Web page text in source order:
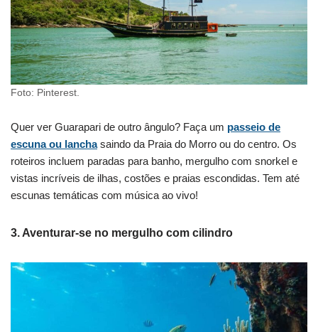
Foto: Pinterest.
Quer ver Guarapari de outro ângulo? Faça um passeio de
escuna ou lanchasaindo da Praia do Morro ou do centro. Os
roteiros incluem paradas para banho, mergulho com snorkel e
vistas incríveis de ilhas, costões e praias escondidas. Tem até
escunas temáticas com música ao vivo!
3.Aventurar-se no mergulho com cilindro